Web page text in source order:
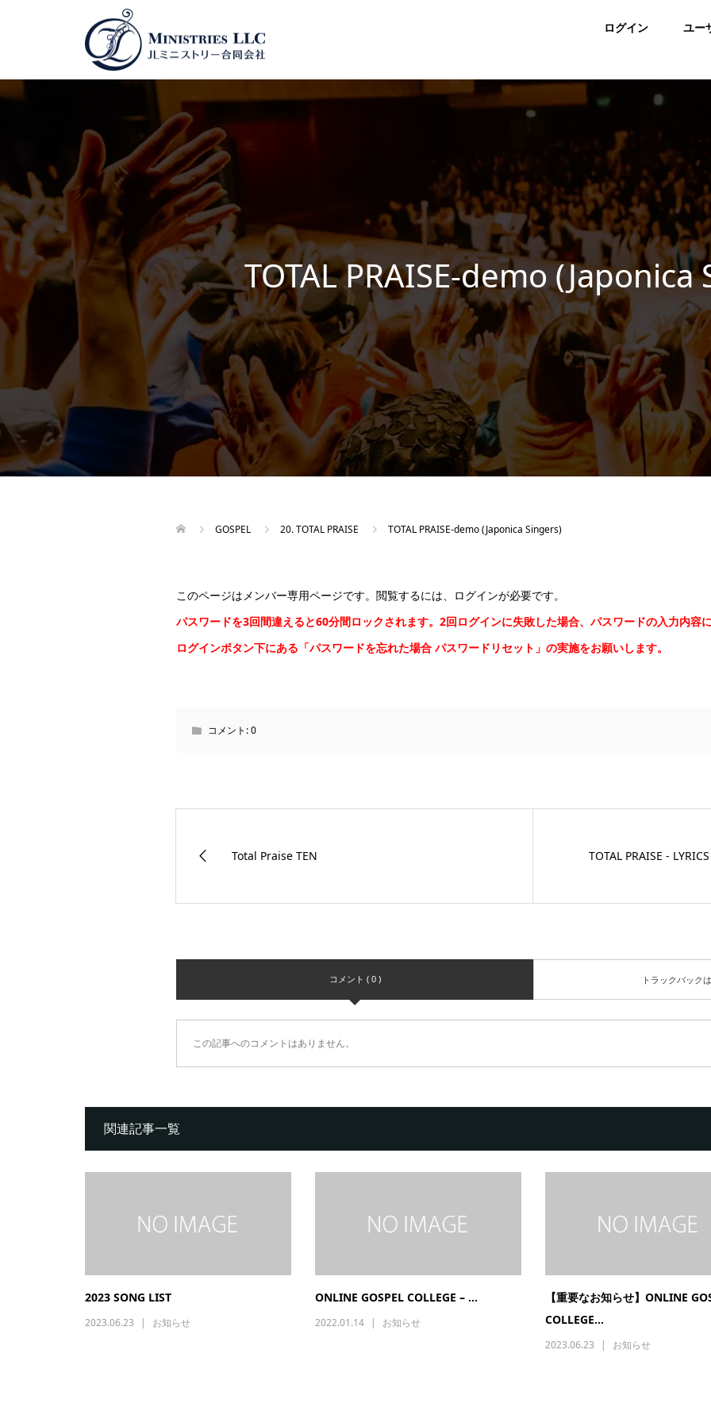
ログイン ユー
TOTAL PRAISE-demo (Japonica
GOSPEL 20. TOTAL PRAISE TOTAL PRAISE-demo (Japonica Singers)
このページはメンバー専用ページです。閲覧するには、ログインが必要です。
パスワードを3回間違えると60分間ロックされます。2回ログインに失敗した場合、パスワードの入力内容
ログインボタン下にある「パスワードを忘れた場合 パスワードリセット 」の実施をお願いします。
コメント:0
Total Praise TEN TOTAL PRAISE - LYRICS
コメント ( 0 ) トラックバック
この記事へのコメントはありません。
関連記事一覧
2023 SONG LIST
2023.06.23 お知らせ
ONLINE GOSPEL COLLEGE – ...
2022.01.14 お知らせ
【重要なお知らせ】ONLINE
COLLEGE...
2023.06.23 お知らせ